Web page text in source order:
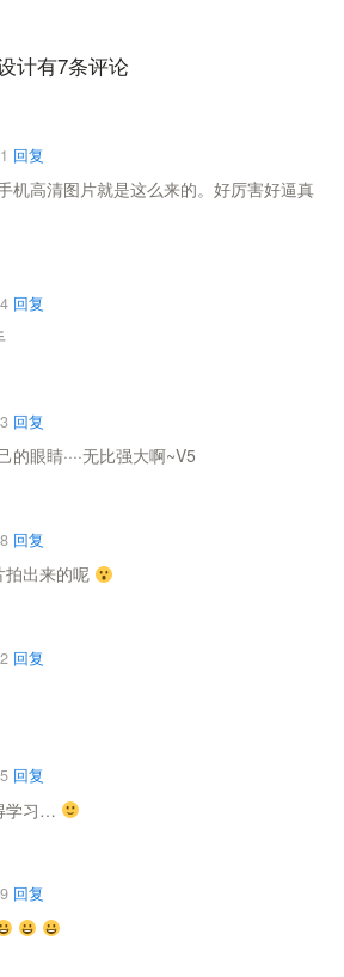
计有7条评论
回复
机高清图片就是这么来的。好厉害好逼真
回复
回复
的眼睛····无比强大啊~V5
回复
拍出来的呢
回复
回复
学习…
回复